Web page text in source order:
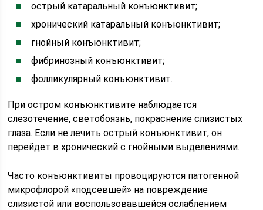
острый катаральный конъюнктивит;
хронический катаральный конъюнктивит;
гнойный конъюнктивит;
фибринозный конъюнктивит;
фолликулярный конъюнктивит.
При остром конъюнктивите наблюдается
слезотечение, светобоязнь, покраснение слизистых
глаза. Если не лечить острый конъюнктивит, он
перейдет в хронический с гнойными выделениями.
Часто конъюнктивиты провоцируются патогенной
микрофлорой «подсевшей» на повреждение
слизистой или воспользовавшейся ослаблением